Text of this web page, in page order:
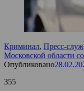
Криминал, Пресс-
Московской области
Опубликовано
355